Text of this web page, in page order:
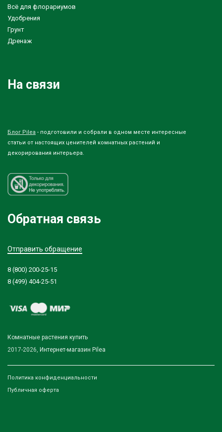
Всё для флорариумов
Удобрения
Грунт
Дренаж
На связи
Блог Pilea - подготовили и собрали в одном месте интересные
статьи от настоящих ценителей комнатных растений и
декорирования интерьера.
Обратная связь
Отправить обращение
8 (800) 200-25-15
8 (499) 404-25-51
Комнатные растения купить
2017-2026, Интернет-магазин Pilea
Политика конфиденциальности
Публичная оферта